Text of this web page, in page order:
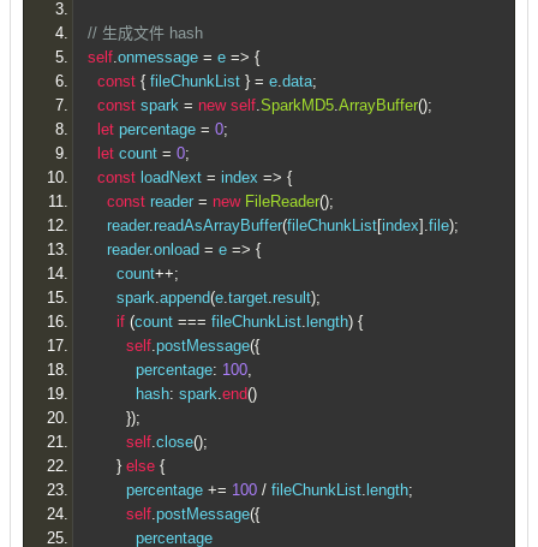
// 生成文件 hash
self.onmessage = e => {
const { fileChunkList } = e.data;
const spark = new self.SparkMD5.ArrayBuffer();
let percentage = 0;
let count = 0;
const loadNext = index => {
const reader = new FileReader();
reader.readAsArrayBuffer(fileChunkList[index].file);
reader.onload = e => {
count++;
spark.append(e.target.result);
if (count === fileChunkList. length) {
self.postMessage({
percentage: 100,
hash: spark.end()
});
self.close();
} else {
percentage += 100 / fileChunkList. length;
self.postMessage({
percentage